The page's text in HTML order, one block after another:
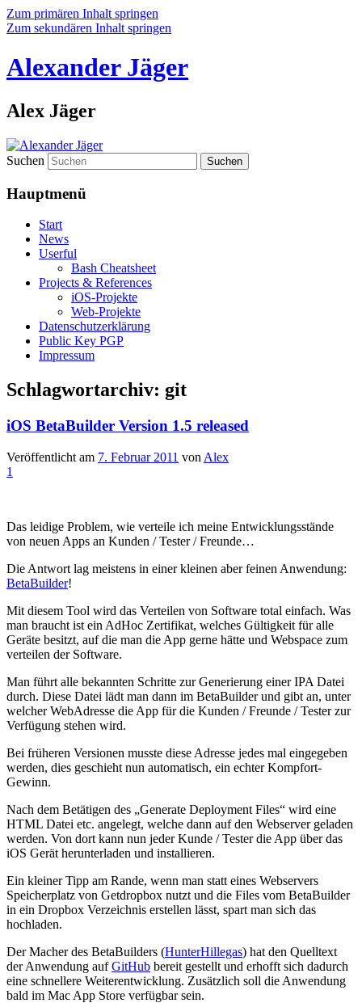
Zum primären Inhalt springen
Zum sekundären Inhalt springen
Alexander Jäger
Alex Jäger
Suchen
Hauptmenü
Start
News
Userful
Bash Cheatsheet
Projects & References
iOS-Projekte
Web-Projekte
Datenschutzerklärung
Public Key PGP
Impressum
Schlagwortarchiv: git
iOS BetaBuilder Version 1.5 released
Veröffentlicht am 7. Februar 2011 von Alex
1
Das leidige Problem, wie verteile ich meine Entwicklungsstände
von neuen Apps an Kunden / Tester / Freunde…
Die Antwort lag meistens in einer kleinen aber feinen Anwendung:
BetaBuilder!
Mit diesem Tool wird das Verteilen von Software total einfach. Was
man braucht ist ein AdHoc Zertifikat, welches Gültigkeit für alle
Geräte besitzt, auf die man die App gerne hätte und Webspace zum
verteilen der Software.
Man führt alle bekannten Schritte zur Generierung einer IPA Datei
durch. Diese Datei lädt man dann im BetaBuilder und gibt an, unter
welcher WebAdresse die App für die Kunden / Freunde / Tester zur
Verfügung stehen wird.
Bei früheren Versionen musste diese Adresse jedes mal eingegeben
werden, dies geschieht nun automatisch, ein echter Kompfort-
Gewinn.
Nach dem Betätigen des „Generate Deployment Files“ wird eine
HTML Datei etc. angelegt, welche dann auf den Webserver geladen
werden. Von dort kann nun jeder Kunde / Tester die App über das
iOS Gerät herunterladen und installieren.
Ein kleiner Tipp am Rande, wenn man statt eines Webservers
Speicherplatz von Getdropbox nutzt und die Files vom BetaBuilder
in ein Dropbox Verzeichnis erstellen lässt, spart man sich das
hochladen.
Der Macher des BetaBuilders (HunterHillegas) hat den Quelltext
der Anwendung aufGitHub bereit gestellt und erhofft sich dadurch
eine schnellere Weiterentwicklung. Zusätzlich soll die Anwendung
bald im Mac App Store verfügbar sein.